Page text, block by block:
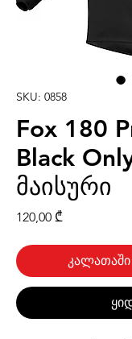
SKU: 0858
Fox 180
Black
მაისური
120,00 ₾
კალათაში